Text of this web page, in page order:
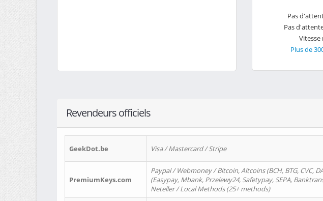
Pas
Pas
Plus de
Revendeurs officiels
GeekDot.be Visa / Mastercard / Stripe
PremiumKeys.com
Paypal / Webmoney / Bitcoin, Altcoins (BCH, BTG, CVC,
(Easypay, Mbank, Przelewy24, Safetypay, SEPA,
Neteller / Local Methods (25+ methods)